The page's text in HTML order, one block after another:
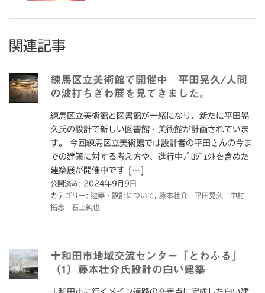
関連記事
練馬区立美術館で開催中 平田晃久/人間
の波打ちぎわ展を見てきました。
練馬区立美術館と図書館が一緒になり、新たに平田晃
久氏の設計で新しい図書館・美術館が計画されていま
す。 今回練馬区立美術館では設計者の平田さんの今ま
での建築に対する考え方や、進行中ﾌﾟﾛｼﾞｪｸﾄを含めた
建築展が開催中です […]
公開済み: 2024年9月9日
カテゴリー: 建築・設計について
藤本壮介 平田晃久 中村
拓志 石上純也
十和田市地域交流センター「とわふる」
（1）藤本壮介氏設計の白い建築